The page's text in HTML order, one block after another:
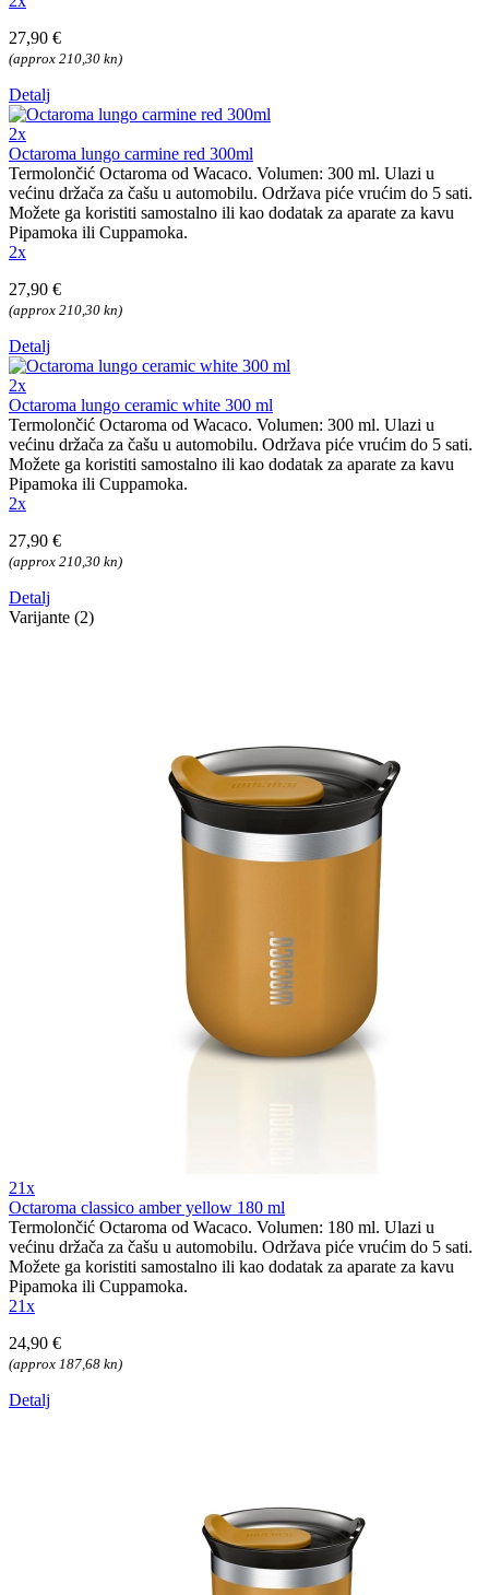
27,90 €
(approx 210,30 kn)
Detalj
2x
Octaroma lungo carmine red 300ml
Termolončić Octaroma od Wacaco. Volumen: 300 ml. Ulazi u
većinu držača za čašu u automobilu. Održava piće vrućim do 5 sati.
Možete ga koristiti samostalno ili kao dodatak za aparate za kavu
Pipamoka ili Cuppamoka.
2x
27,90 €
(approx 210,30 kn)
Detalj
2x
Octaroma lungo ceramic white 300 ml
Termolončić Octaroma od Wacaco. Volumen: 300 ml. Ulazi u
većinu držača za čašu u automobilu. Održava piće vrućim do 5 sati.
Možete ga koristiti samostalno ili kao dodatak za aparate za kavu
Pipamoka ili Cuppamoka.
2x
27,90 €
(approx 210,30 kn)
Detalj
Varijante (2)
21x
Octaroma classico amber yellow 180 ml
Termolončić Octaroma od Wacaco. Volumen: 180 ml. Ulazi u
većinu držača za čašu u automobilu. Održava piće vrućim do 5 sati.
Možete ga koristiti samostalno ili kao dodatak za aparate za kavu
Pipamoka ili Cuppamoka.
21x
24,90 €
(approx 187,68 kn)
Detalj